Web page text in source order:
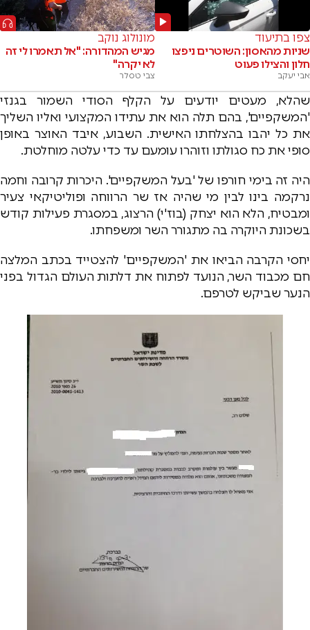
צפו בתיעוד
שניות מהאסון: השוטרים ניפצו
חלון והצילו פעוט
אבי יעקב
מונולוג נוקב
מגיש המהדורה: "אל תאמרו לי זה
לא יקרה"
צבי טסלר
שהלא, מעטים יודעים על הקלף הסודי השמור בגנזי
'המשקפיים', בהם תלה הוא את עתידו המקצועי ואליו השליך
את כל יהבו בהצלחתו האישית. השבוע, איבד האוצר באופן
סופי את כח סגולתו וזוהרו עומעם עד כדי עלטה מוחלטת.
היה זה בימי חורפו של 'בעל המשקפיים'. היכרות קרובה וחמה
נרקמה בינו לבין מי שהיה אז שר הרווחה ופוליטיקאי צעיר
ומבטיח, הלא הוא יצחק (בוז'י) הרצוג, במסגרת פעילות קודש
בשכונת היוקרה בה מתגורר השר ומשפחתו.
יחסי הקרבה הביאו את 'המשקפיים' להצטייד בכתב המלצה
חם מכבוד השר, הנועד לפתוח את דלתות העולם הגדול בפני
הנער שביקש לטרפם.